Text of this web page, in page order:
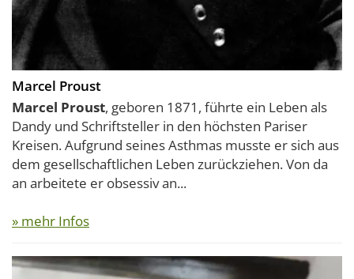
Marcel Proust
Marcel Proust, geboren 1871, führte ein Leben als
Dandy und Schriftsteller in den höchsten Pariser
Kreisen. Aufgrund seines Asthmas musste er sich aus
dem gesellschaftlichen Leben zurückziehen. Von da
an arbeitete er obsessiv an...
» mehr Infos